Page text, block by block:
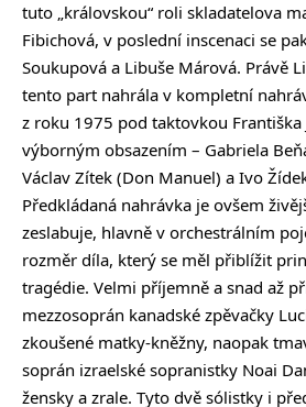
tuto „královskou“ roli skladatelova
Fibichová, v poslední inscenaci se
Soukupová a Libuše Márová. Právě
tento part nahrála v kompletní
z roku 1975 pod taktovkou Františka
výborným obsazením – Gabriela
Václav Zítek (Don Manuel) a Ivo
Předkládaná nahrávka je ovšem
zeslabuje, hlavně v orchestrálním
rozměr díla, který se měl přiblížit
tragédie. Velmi příjemně a snad až
mezzosoprán kanadské zpěvačky
zkoušené matky-kněžny, naopak
soprán izraelské sopranistky Noai
žensky a zrale. Tyto dvě sólistky i